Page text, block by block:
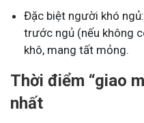
Đặc biệt người khó
trước ngủ (nếu không
khô, mang tất mỏng.
Thời điểm “giao
nhất